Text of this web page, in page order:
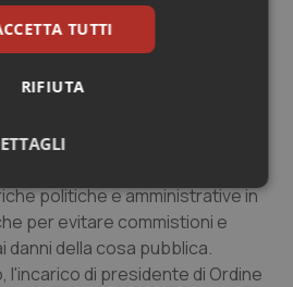
la ratio della legge Severino e
Per questo si ridisegnano,
politiche e amministrative in
per evitare commistioni e
della cosa pubblica.
l'incarico di presidente di Ordine
TUTTI
RIFIUTA
Statistici Marketing